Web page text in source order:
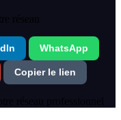
réseau
WhatsApp
Copier le lien
réseau professionnel